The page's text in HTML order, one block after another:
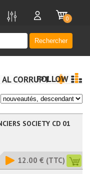
Rechercher
0
AL CORRUPTFOLLOW
SOCIETY CD 01
12.00 € (TTC)